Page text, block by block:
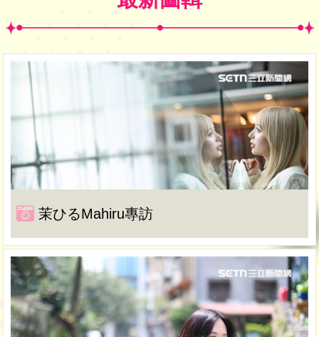
茉ひるMahiru專訪